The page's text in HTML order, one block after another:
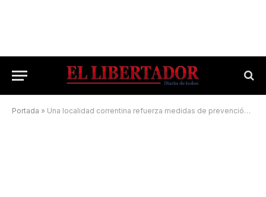
Portada » Una localidad correntina refuerza medidas de prevención ante la suba de casos de Covid-19